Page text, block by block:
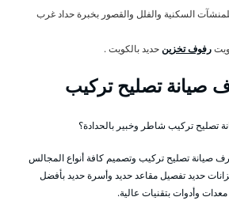
السكنية والفلل والقصور بخبرة حداد غرب
رفوف تخزينحديد بالكويت .
تصليح تركيب
تصليح تركيب شاطر وخبير بالحدادة؟
تصليح تركيب وتصميم كافة أنواع المجالس
حديد تفصيل مقاعد حديد وأسرة حديد بأفضل
وأدوات بتقنيات عالية.